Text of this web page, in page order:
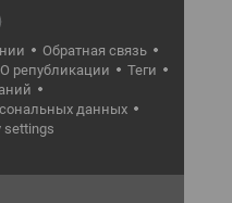
Обратная связь
О републикации
Теги
данных
settings